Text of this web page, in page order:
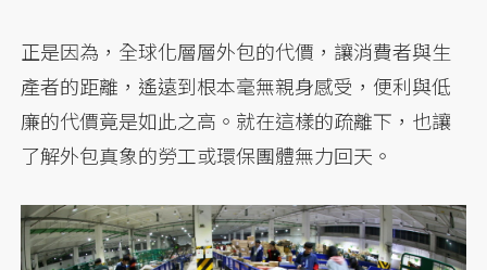
正是因為，全球化層層外包的代價，讓消費者與生
產者的距離，遙遠到根本毫無親身感受，便利與低
廉的代價竟是如此之高。就在這樣的疏離下，也讓
了解外包真象的勞工或環保團體無力回天。